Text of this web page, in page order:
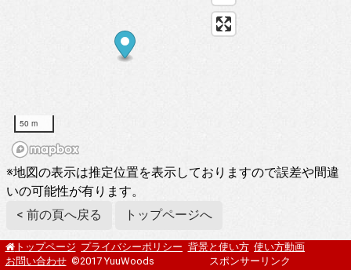
50 m
※地図の表示は推定位置を表示しておりますので誤差や間違
いの可能性が有ります。
< 前の頁へ戻る
トップページへ
トップページ プライバシーポリシー 背景と使い方 使い方動画
お問い合わせ ©2017 YuuWoods スポンサーリンク